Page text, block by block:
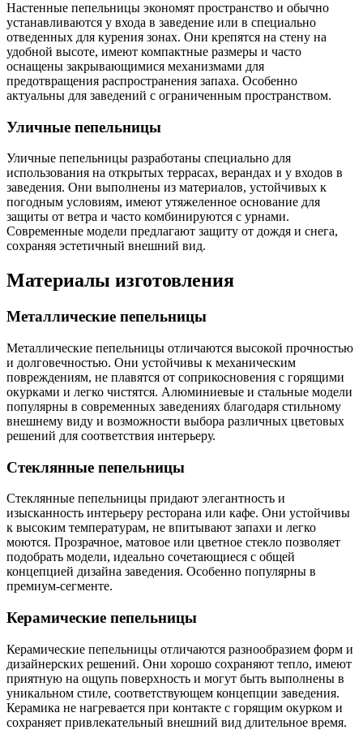
Настенные пепельницы экономят пространство и обычно
устанавливаются у входа в заведение или в специально
отведенных для курения зонах. Они крепятся на стену на
удобной высоте, имеют компактные размеры и часто
оснащены закрывающимися механизмами для
предотвращения распространения запаха. Особенно
актуальны для заведений с ограниченным пространством.
Уличные пепельницы
Уличные пепельницы разработаны специально для
использования на открытых террасах, верандах и у входов в
заведения. Они выполнены из материалов, устойчивых к
погодным условиям, имеют утяжеленное основание для
защиты от ветра и часто комбинируются с урнами.
Современные модели предлагают защиту от дождя и снега,
сохраняя эстетичный внешний вид.
Материалы изготовления
Металлические пепельницы
Металлические пепельницы отличаются высокой прочностью
и долговечностью. Они устойчивы к механическим
повреждениям, не плавятся от соприкосновения с горящими
окурками и легко чистятся. Алюминиевые и стальные модели
популярны в современных заведениях благодаря стильному
внешнему виду и возможности выбора различных цветовых
решений для соответствия интерьеру.
Стеклянные пепельницы
Стеклянные пепельницы придают элегантность и
изысканность интерьеру ресторана или кафе. Они устойчивы
к высоким температурам, не впитывают запахи и легко
моются. Прозрачное, матовое или цветное стекло позволяет
подобрать модели, идеально сочетающиеся с общей
концепцией дизайна заведения. Особенно популярны в
премиум-сегменте.
Керамические пепельницы
Керамические пепельницы отличаются разнообразием форм и
дизайнерских решений. Они хорошо сохраняют тепло, имеют
приятную на ощупь поверхность и могут быть выполнены в
уникальном стиле, соответствующем концепции заведения.
Керамика не нагревается при контакте с горящим окурком и
сохраняет привлекательный внешний вид длительное время.